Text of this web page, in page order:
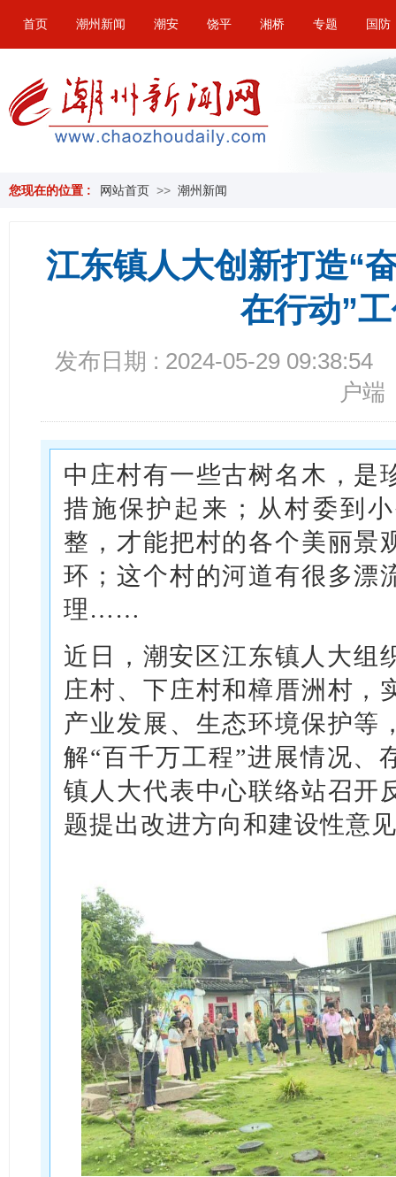
首页 潮州新闻 潮安 饶平 湘桥 专题 国防
您现在的位置 : 网站首页 >> 潮州新闻
江东镇人大创新打造“
在行动”
发布日期 : 2024-05-29 09:38:54
户端
中庄村有一些古树名木，是
措施保护起来；从村委到
整，才能把村的各个美丽景
环；这个村的河道有很多漂
理……
近日，潮安区江东镇人大组
庄村、下庄村和樟厝洲村，
产业发展、生态环境保护等
解“百千万工程”进展情况、
镇人大代表中心联络站召开
题提出改进方向和建设性意